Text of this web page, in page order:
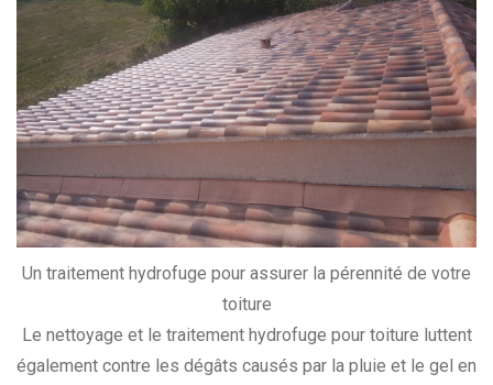
Un traitement hydrofuge pour assurer la pérennité de votre
toiture
Le nettoyage et le traitement hydrofuge pour toiture luttent
également contre les dégâts causés par la pluie et le gel en